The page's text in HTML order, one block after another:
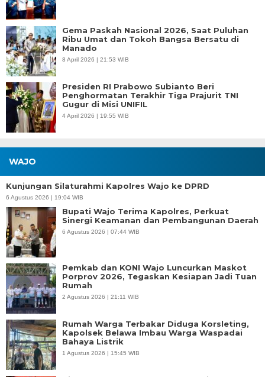
Gema Paskah Nasional 2026, Saat Puluhan
Ribu Umat dan Tokoh Bangsa Bersatu di
Manado
8 April 2026 | 21:53 WIB
Presiden RI Prabowo Subianto Beri
Penghormatan Terakhir Tiga Prajurit TNI
Gugur di Misi UNIFIL
4 April 2026 | 19:55 WIB
WAJO
Kunjungan Silaturahmi Kapolres Wajo ke DPRD
6 Agustus 2026 | 19:04 WIB
Bupati Wajo Terima Kapolres, Perkuat
Sinergi Keamanan dan Pembangunan Daerah
6 Agustus 2026 | 07:44 WIB
Pemkab dan KONI Wajo Luncurkan Maskot
Porprov 2026, Tegaskan Kesiapan Jadi Tuan
Rumah
2 Agustus 2026 | 21:11 WIB
Rumah Warga Terbakar Diduga Korsleting,
Kapolsek Belawa Imbau Warga Waspadai
Bahaya Listrik
1 Agustus 2026 | 15:45 WIB